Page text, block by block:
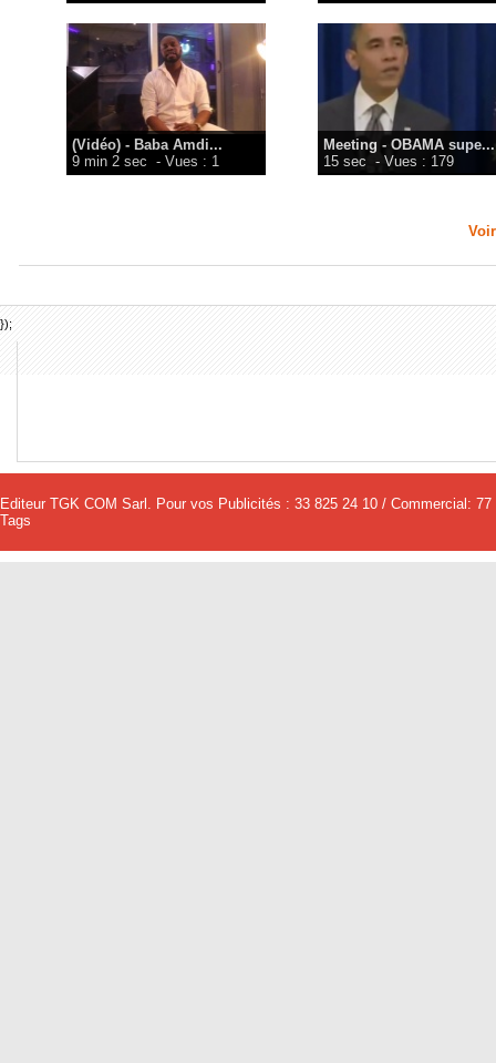
(Vidéo) - Baba Amdi...
9 min 2 sec - Vues : 1
Meeting - OBAMA supe...
15 sec - Vues : 179
});
Editeur TGK COM Sarl. Pour vos Publicités : 33 825 24 10 / Commercial:
Tags